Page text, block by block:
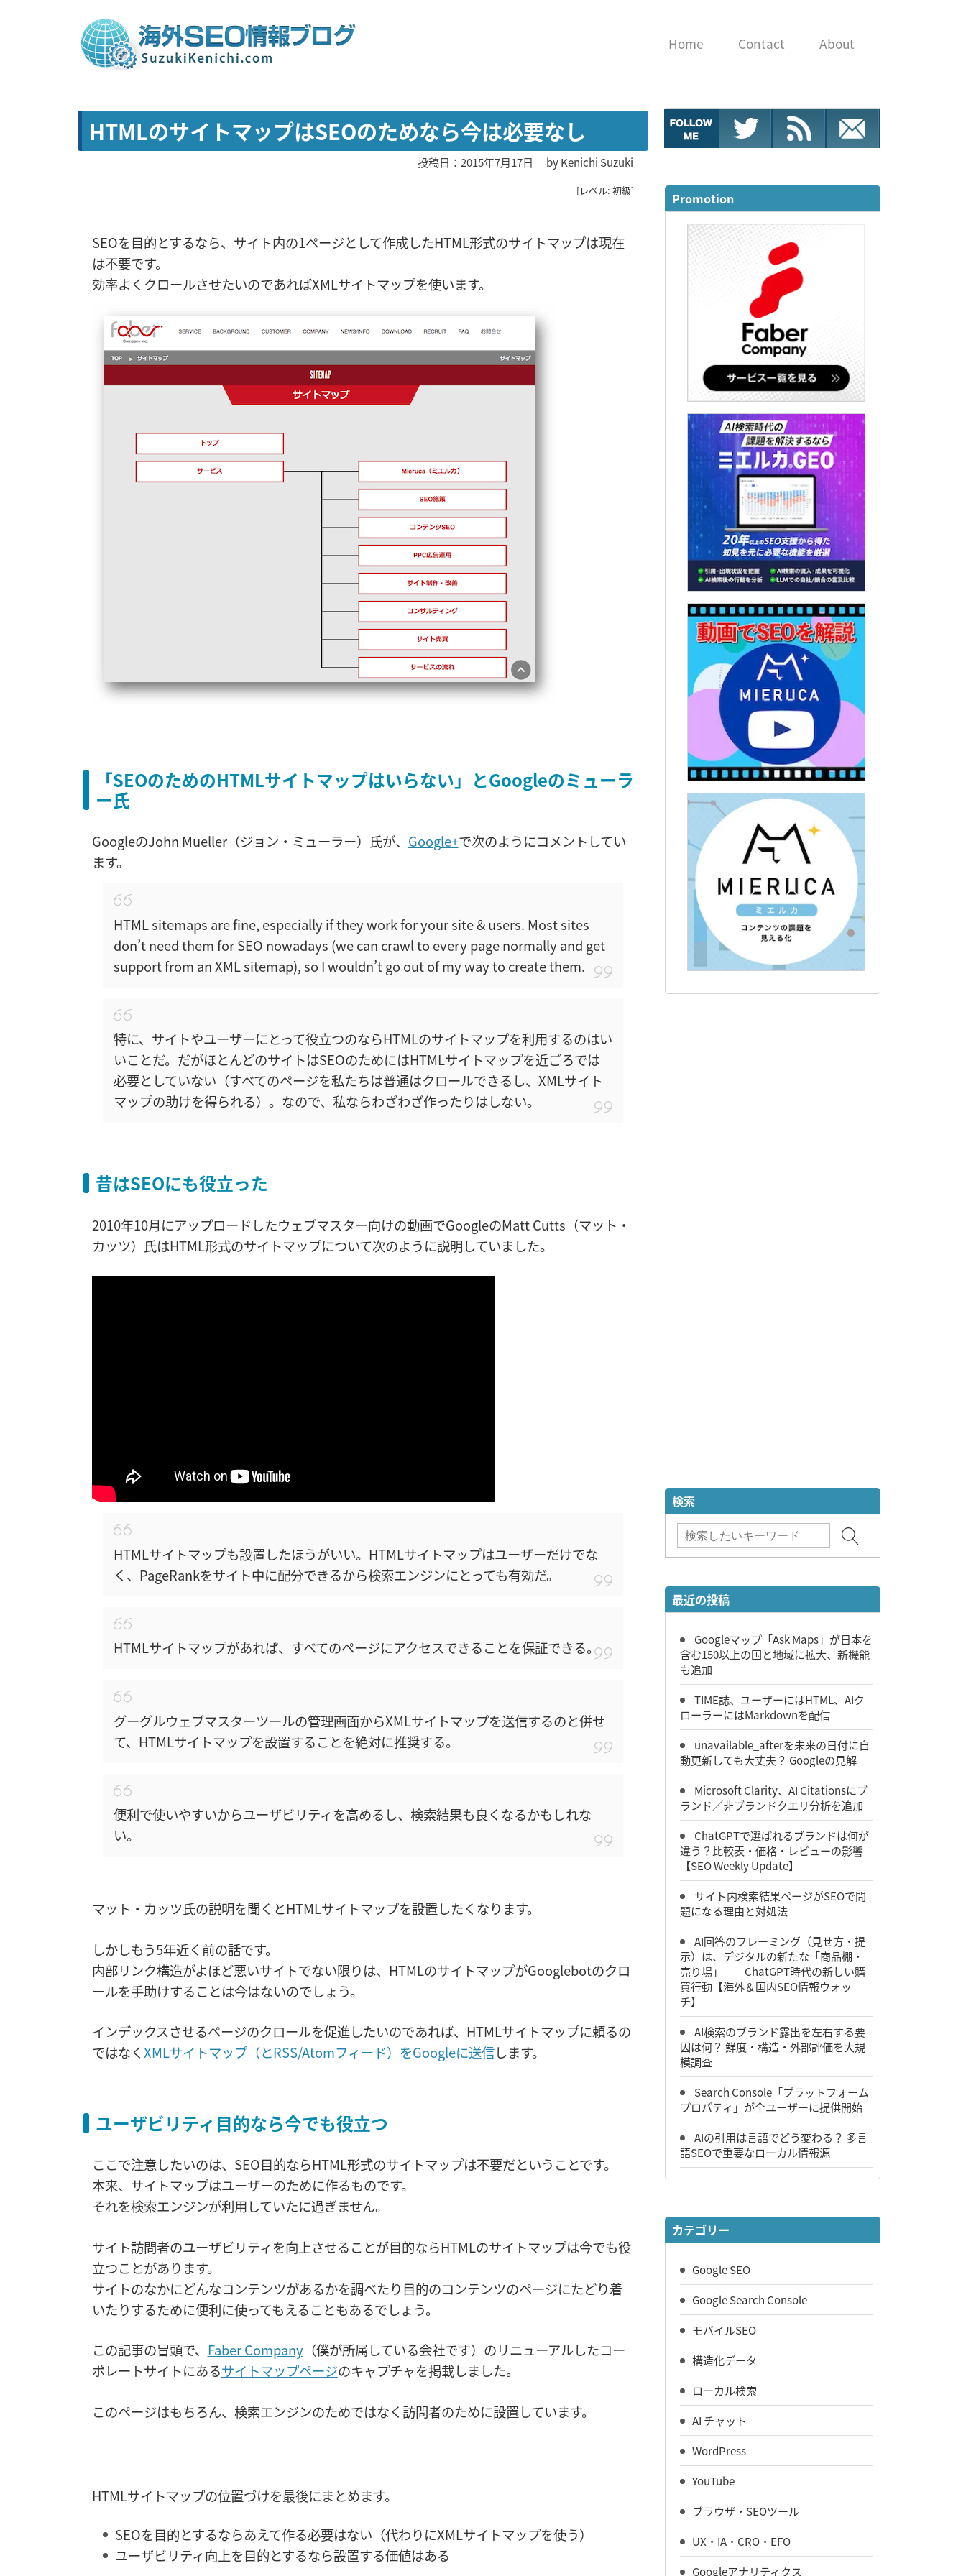
Home Contact About
HTMLのサイトマップはSEOのためなら今は必要なし
投稿日：2015年7月17日 byKenichi Suzuki
[レベル: 初級]
SEOを目的とするなら、サイト内の1ページとして作成したHTML形式のサイトマップは現在
は不要です。
効率よくクロールさせたいのであればXMLサイトマップを使います。
「SEOのためのHTMLサイトマップはいらない」とGoogleのミューラ
ー氏
GoogleのJohn Mueller（ジョン・ミューラー）氏が、 Google+で次のようにコメントしてい
ます。
HTML sitemaps are fine, especially if they work for your site & users. Most sites
don’t need them for SEO nowadays (we can crawl to every page normally and get
support from an XML sitemap), so I wouldn’t go out of my way to create them.
特に、サイトやユーザーにとって役立つのならHTMLのサイトマップを利用するのはい
いことだ。だがほとんどのサイトはSEOのためにはHTMLサイトマップを近ごろでは
必要としていない（すべてのページを私たちは普通はクロールできるし、XMLサイト
マップの助けを得られる）。なので、私ならわざわざ作ったりはしない。
昔はSEOにも役立った
2010年10月にアップロードしたウェブマスター向けの動画でGoogleのMatt Cutts（マット・
カッツ）氏はHTML形式のサイトマップについて次のように説明していました。
HTMLサイトマップも設置したほうがいい。HTMLサイトマップはユーザーだけでな
く、PageRankをサイト中に配分できるから検索エンジンにとっても有効だ。
HTMLサイトマップがあれば、すべてのページにアクセスできることを保証できる。
グーグルウェブマスターツールの管理画面からXMLサイトマップを送信するのと併せ
て、HTMLサイトマップを設置することを絶対に推奨する。
便利で使いやすいからユーザビリティを高めるし、検索結果も良くなるかもしれな
い。
マット・カッツ氏の説明を聞くとHTMLサイトマップを設置したくなります。
しかしもう5年近く前の話です。
内部リンク構造がよほど悪いサイトでない限りは、HTMLのサイトマップがGooglebotのクロ
ールを手助けすることは今はないのでしょう。
インデックスさせるページのクロールを促進したいのであれば、HTMLサイトマップに頼るの
ではなくXMLサイトマップ（とRSS/Atomフィード）をGoogleに送信します。
ユーザビリティ目的なら今でも役立つ
ここで注意したいのは、SEO目的ならHTML形式のサイトマップは不要だということです。
本来、サイトマップはユーザーのために作るものです。
それを検索エンジンが利用していたに過ぎません。
サイト訪問者のユーザビリティを向上させることが目的ならHTMLのサイトマップは今でも役
立つことがあります。
サイトのなかにどんなコンテンツがあるかを調べたり目的のコンテンツのページにたどり着
いたりするために便利に使ってもえることもあるでしょう。
この記事の冒頭で、 Faber Company（僕が所属している会社です）のリニューアルしたコー
ポレートサイトにあるサイトマップページのキャプチャを掲載しました。
このページはもちろん、検索エンジンのためではなく訪問者のために設置しています。
HTMLサイトマップの位置づけを最後にまとめます。
SEOを目的とするならあえて作る必要はない（代わりにXMLサイトマップを使う）
ユーザビリティ向上を目的とするなら設置する価値はある
Promotion
検索
最近の投稿
Googleマップ「Ask Maps」が日本を
含む150以上の国と地域に拡大、新機能
も追加
TIME誌、ユーザーにはHTML、AIク
ローラーにはMarkdownを配信
unavailable_afterを未来の日付に自
動更新しても大丈夫？ Googleの見解
Microsoft Clarity、AI Citationsにブ
ランド／非ブランドクエリ分析を追加
ChatGPTで選ばれるブランドは何が
違う？比較表・価格・レビューの影響
【SEO Weekly Update】
サイト内検索結果ページがSEOで問
題になる理由と対処法
AI回答のフレーミング（見せ方・提
示）は、デジタルの新たな「商品棚・
売り場」――ChatGPT時代の新しい購
買行動【海外＆国内SEO情報ウォッ
チ】
AI検索のブランド露出を左右する要
因は何？ 鮮度・構造・外部評価を大規
模調査
Search Console「プラットフォーム
プロパティ」が全ユーザーに提供開始
AIの引用は言語でどう変わる？ 多言
語SEOで重要なローカル情報源
カテゴリー
Google SEO
Google Search Console
モバイルSEO
構造化データ
ローカル検索
AI チャット
WordPress
YouTube
ブラウザ・SEOツール
UX・IA・CRO・EFO
Googleアナリティクス